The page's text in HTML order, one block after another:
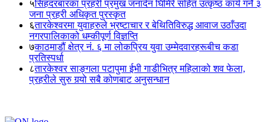
५सिंहदरबारका प्रहरी प्रमुख जनार्दन घिमिरे सहित उत्कृष्ठ कार्य गर्ने ३
जना प्रहरी अधिकृत पुरस्कृत
६तारकेश्वरमा युवाहरुले भ्रष्टाचार र बेथितिविरुद्ध आवाज उठाँउदा
नगरपालिकाको धम्कीपूर्ण विज्ञप्ति
७काठमाडौं क्षेत्र नं. ६ मा लोकप्रिय युवा उम्मेदवारहरूबीच कडा
प्रतिस्पर्धा
८तारकेश्वर साङ्गला पटापुमा ईभी गाडीभित्र महिलाको शव फेला,
प्रहरीले सुरु गर्‍यो सबै कोणबाट अनुसन्धान